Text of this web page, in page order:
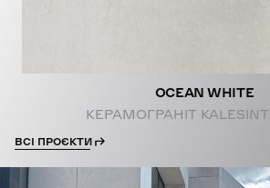
OCEAN WHITE
КЕРАМОГРАНІТ
ВСІ ПРОЄКТИ